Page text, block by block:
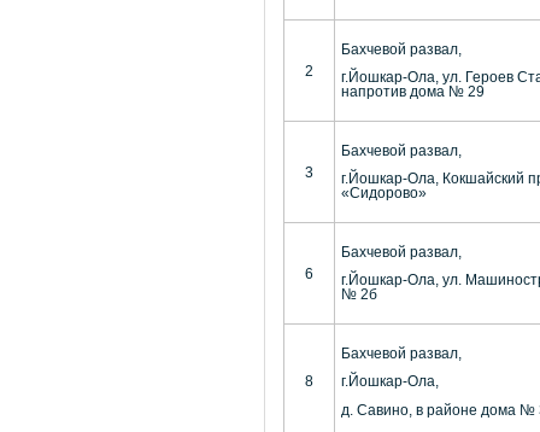
2
Бахчевой развал,
г.Йошкар-Ола, ул. Героев
напротив дома № 29
3
Бахчевой развал,
г.Йошкар-Ола, Кокшайский
«Сидорово»
6
Бахчевой развал,
г.Йошкар-Ола, ул.
№ 2б
8
Бахчевой развал,
г.Йошкар-Ола,
д. Савино, в районе дома №